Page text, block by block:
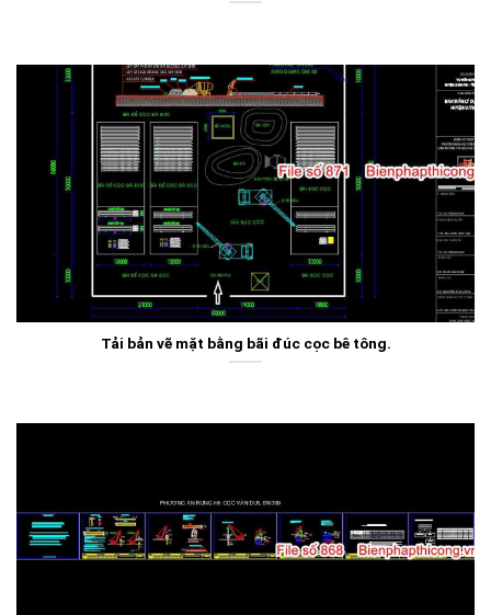
Tải bản vẽ mặt bằng bãi đúc cọc bê tông.